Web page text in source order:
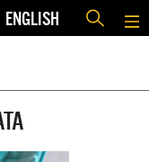
ENGLISH